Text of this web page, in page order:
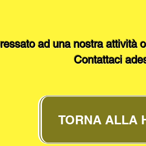
ad una nostra attività
Contattaci
TORNA ALLA